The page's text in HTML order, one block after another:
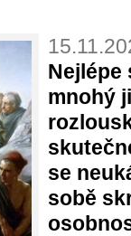
Nejlépe
mnohý
se
sobě